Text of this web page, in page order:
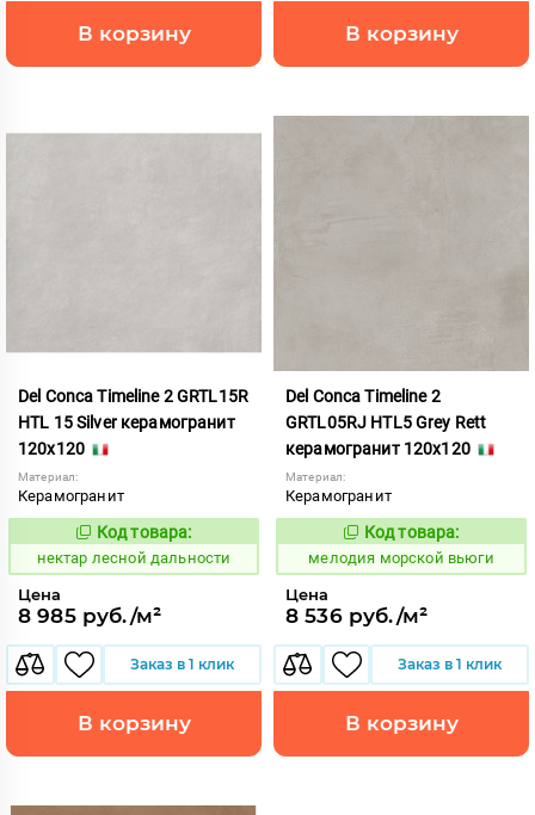
В корзину В корзину
Del Conca Timeline 2 GRTL15R
HTL 15 Silver керамогранит
120x120
Материал:
Керамогранит
1130871
Код товара:
нектар лесной дальности
Цена
8 985 руб./м²
Заказ в 1 клик
В корзину
Del Conca Timeline 2
GRTL05RJ HTL5 Grey Rett
керамогранит 120x120
Материал:
Керамогранит
960639
Код товара:
мелодия морской вьюги
Цена
8 536 руб./м²
Заказ в 1 клик
В корзину